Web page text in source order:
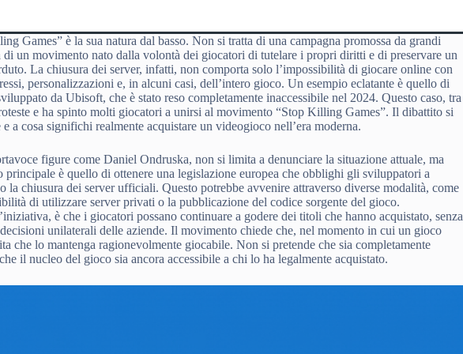
Games” è la sua natura dal basso. Non si tratta di una campagna promossa da grandi
di un movimento nato dalla volontà dei giocatori di tutelare i propri diritti e di preservare un
La chiusura dei server, infatti, non comporta solo l’impossibilità di giocare online con
personalizzazioni e, in alcuni casi, dell’intero gioco. Un esempio eclatante è quello di
da Ubisoft, che è stato reso completamente inaccessibile nel 2024. Questo caso, tra
e ha spinto molti giocatori a unirsi al movimento “Stop Killing Games”. Il dibattito si
a cosa significhi realmente acquistare un videogioco nell’era moderna.
figure come Daniel Ondruska, non si limita a denunciare la situazione attuale, ma
è quello di ottenere una legislazione europea che obblighi gli sviluppatori a
la chiusura dei server ufficiali. Questo potrebbe avvenire attraverso diverse modalità, come
di utilizzare server privati o la pubblicazione del codice sorgente del gioco.
è che i giocatori possano continuare a godere dei titoli che hanno acquistato, senza
unilaterali delle aziende. Il movimento chiede che, nel momento in cui un gioco
che lo mantenga ragionevolmente giocabile. Non si pretende che sia completamente
il nucleo del gioco sia ancora accessibile a chi lo ha legalmente acquistato.